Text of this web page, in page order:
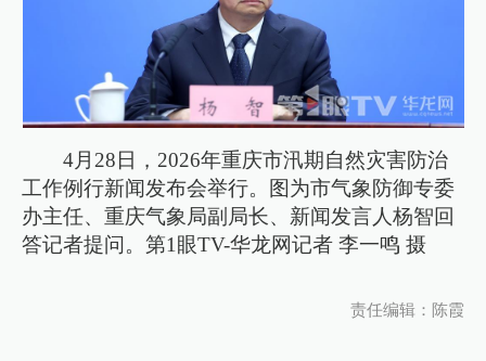
4月28日，2026年重庆市汛期自然灾害防治
工作例行新闻发布会举行。图为市气象防御专委
办主任、重庆气象局副局长、新闻发言人杨智回
答记者提问。第1眼TV-华龙网记者 李一鸣 摄
责任编辑：陈霞